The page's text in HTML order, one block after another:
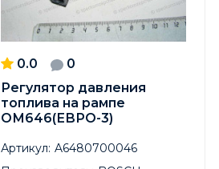
0.0
0
Регулятор давления
топлива на рампе
ОМ646(ЕВРО-3)
Артикул: A6480700046